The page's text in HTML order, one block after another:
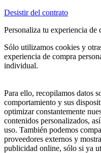
Desistir del contrato
Personaliza tu experiencia de
Sólo utilizamos cookies y
experiencia de compra
individual.
Para ello, recopilamos datos
comportamiento y sus
optimizar constantemente
contenidos personalizados,
uso. También podemos
proveedores externos y
publicidad online, sólo si ya